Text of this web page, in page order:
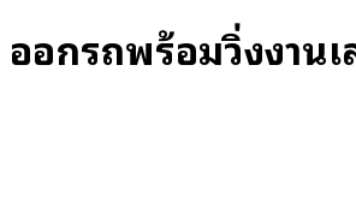
ออกรถพร้อมวิ่งงาน